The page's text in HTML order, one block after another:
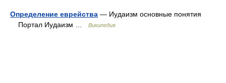
Определение еврейства — Иудаизм основные понятия
Портал Иудаизм …
Википедия